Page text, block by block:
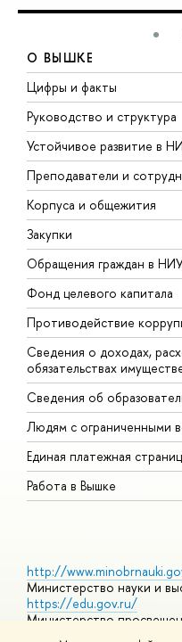
О ВЫШКЕ
Цифры и факты
Руководство и структура
Устойчивое развитие в
Преподаватели и
Корпуса и общежития
Закупки
Обращения граждан в
Фонд целевого капитала
Противодействие
Сведения о доходах,
обязательствах
Сведения об
Людям с ограниченными
Единая платежная
Работа в Вышке
http://
Министерство науки и
https://edu.gov.ru/
Министерство
https://elearning.hse.ru/